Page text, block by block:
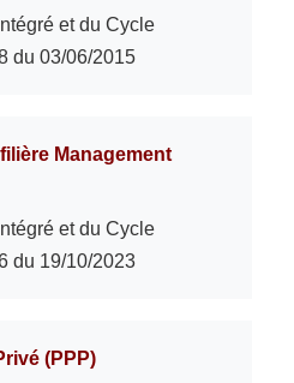
et du Cycle
du 03/06/2015
Management
et du Cycle
du 19/10/2023
(PPP)